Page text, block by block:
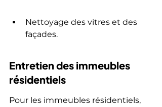
Nettoyage des vitres et des
façades.
Entretien des immeubles
résidentiels
Pour les immeubles résidentiels,